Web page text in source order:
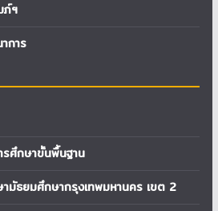
ภ์ฯ
การ
รศึกษาขั้นพื้นฐาน
มัธยมศึกษากรุงเทพมหานคร เขต 2